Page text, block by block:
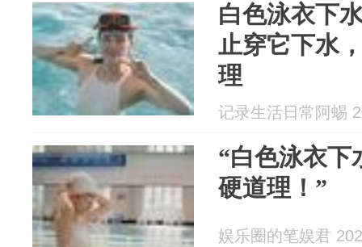
白色泳衣下
止穿它下水
理
记录生活日常阿蜴
“白色泳衣下
硬道理！”
娱乐圈的笔娱君